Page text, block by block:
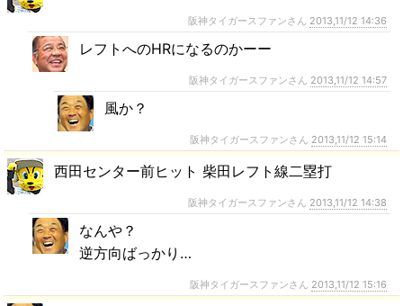
阪神タイガースファンさん 2013,11/12 14:36
レフトへのHRになるのかーー
阪神タイガースファンさん 2013,11/12 14:57
風か？
阪神タイガースファンさん 2013,11/12 15:14
西田センター前ヒット 柴田レフト線二塁打
阪神タイガースファンさん 2013,11/12 14:38
なんや？
逆方向ばっかり…
阪神タイガースファンさん 2013,11/12 15:16